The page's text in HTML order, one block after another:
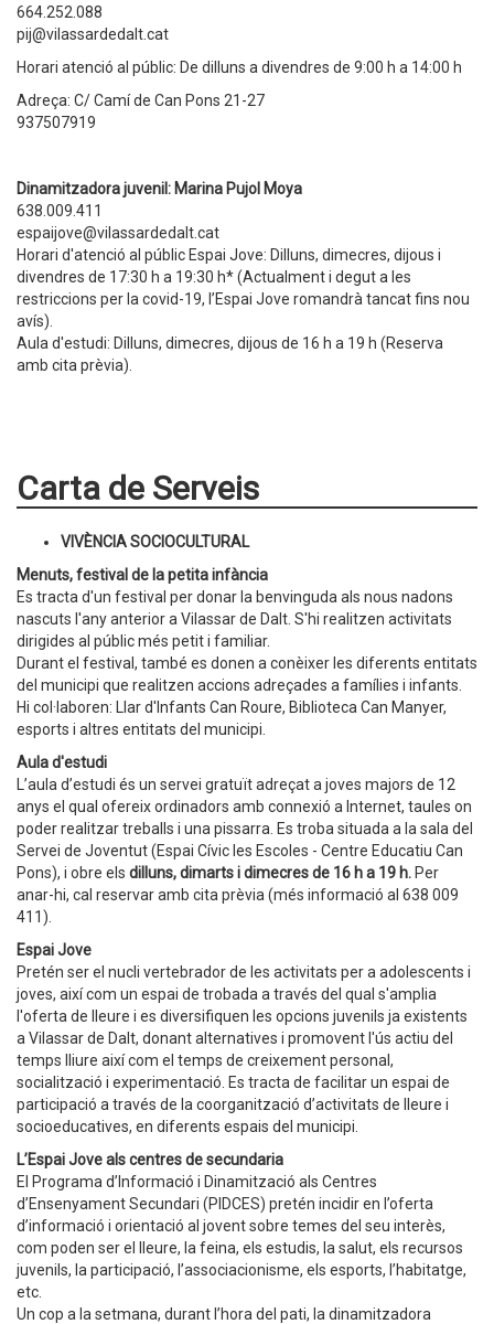
664.252.088
pij@vilassardedalt.cat
Horari atenció al públic: De dilluns a divendres de 9:00 h a 14:00 h
Adreça: C/ Camí de Can Pons 21-27
937507919
Dinamitzadora juvenil: Marina Pujol Moya
638.009.411
espaijove@vilassardedalt.cat
Horari d'atenció al públic Espai Jove: Dilluns, dimecres, dijous i
divendres de 17:30 h a 19:30 h* (Actualment i degut a les
restriccions per la covid-19, l’Espai Jove romandrà tancat fins nou
avís).
Aula d'estudi: Dilluns, dimecres, dijous de 16 h a 19 h (Reserva
amb cita prèvia).
Carta de Serveis
VIVÈNCIA SOCIOCULTURAL
Menuts, festival de la petita infància
Es tracta d'un festival per donar la benvinguda als nous nadons
nascuts l'any anterior a Vilassar de Dalt. S'hi realitzen activitats
dirigides al públic més petit i familiar.
Durant el festival, també es donen a conèixer les diferents entitats
del municipi que realitzen accions adreçades a famílies i infants.
Hi col·laboren: Llar d'Infants Can Roure, Biblioteca Can Manyer,
esports i altres entitats del municipi.
Aula d'estudi
L’aula d’estudi és un servei gratuït adreçat a joves majors de 12
anys el qual ofereix ordinadors amb connexió a Internet, taules on
poder realitzar treballs i una pissarra. Es troba situada a la sala del
Servei de Joventut (Espai Cívic les Escoles - Centre Educatiu Can
Pons), i obre els dilluns, dimarts i dimecres de 16 h a 19 h. Per
anar-hi, cal reservar amb cita prèvia (més informació al 638 009
411).
Espai Jove
Pretén ser el nucli vertebrador de les activitats per a adolescents i
joves, així com un espai de trobada a través del qual s'amplia
l'oferta de lleure i es diversifiquen les opcions juvenils ja existents
a Vilassar de Dalt, donant alternatives i promovent l'ús actiu del
temps lliure així com el temps de creixement personal,
socialització i experimentació. Es tracta de facilitar un espai de
participació a través de la coorganització d’activitats de lleure i
socioeducatives, en diferents espais del municipi.
L’Espai Jove als centres de secundaria
El Programa d’Informació i Dinamització als Centres
d’Ensenyament Secundari (PIDCES) pretén incidir en l’oferta
d’informació i orientació al jovent sobre temes del seu interès,
com poden ser el lleure, la feina, els estudis, la salut, els recursos
juvenils, la participació, l’associacionisme, els esports, l’habitatge,
etc.
Un cop a la setmana, durant l’hora del pati, la dinamitzadora